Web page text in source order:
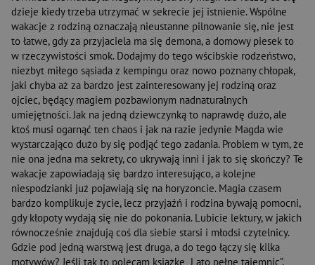
dzieje kiedy trzeba utrzymać w sekrecie jej istnienie. Wspólne
wakacje z rodziną oznaczają nieustanne pilnowanie się, nie jest
to łatwe, gdy za przyjaciela ma się demona, a domowy piesek to
w rzeczywistości smok. Dodajmy do tego wścibskie rodzeństwo,
niezbyt miłego sąsiada z kempingu oraz nowo poznany chłopak,
jaki chyba aż za bardzo jest zainteresowany jej rodziną oraz
ojciec, będący magiem pozbawionym nadnaturalnych
umiejętności. Jak na jedną dziewczynką to naprawdę dużo, ale
ktoś musi ogarnąć ten chaos i jak na razie jedynie Magda wie
wystarczająco dużo by się podjąć tego zadania. Problem w tym, że
nie ona jedna ma sekrety, co ukrywają inni i jak to się skończy? Te
wakacje zapowiadają się bardzo interesująco, a kolejne
niespodzianki już pojawiają się na horyzoncie. Magia czasem
bardzo komplikuje życie, lecz przyjaźń i rodzina bywają pomocni,
gdy kłopoty wydają się nie do pokonania. Lubicie lektury, w jakich
równocześnie znajdują coś dla siebie starsi i młodsi czytelnicy.
Gdzie pod jedną warstwą jest druga, a do tego łączy się kilka
motywów? Jeśli tak to polecam książkę „Lato pełne tajemnic”,